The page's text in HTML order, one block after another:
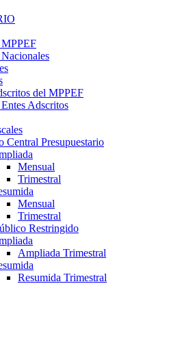
del MPPEF
Adscritos
Central Presupuestario
Mensual
Trimestral
Mensual
Trimestral
Restringido
Ampliada Trimestral
Resumida Trimestral